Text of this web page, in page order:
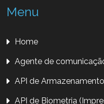
Menu
Home
Agente de
API de
API de Biometria